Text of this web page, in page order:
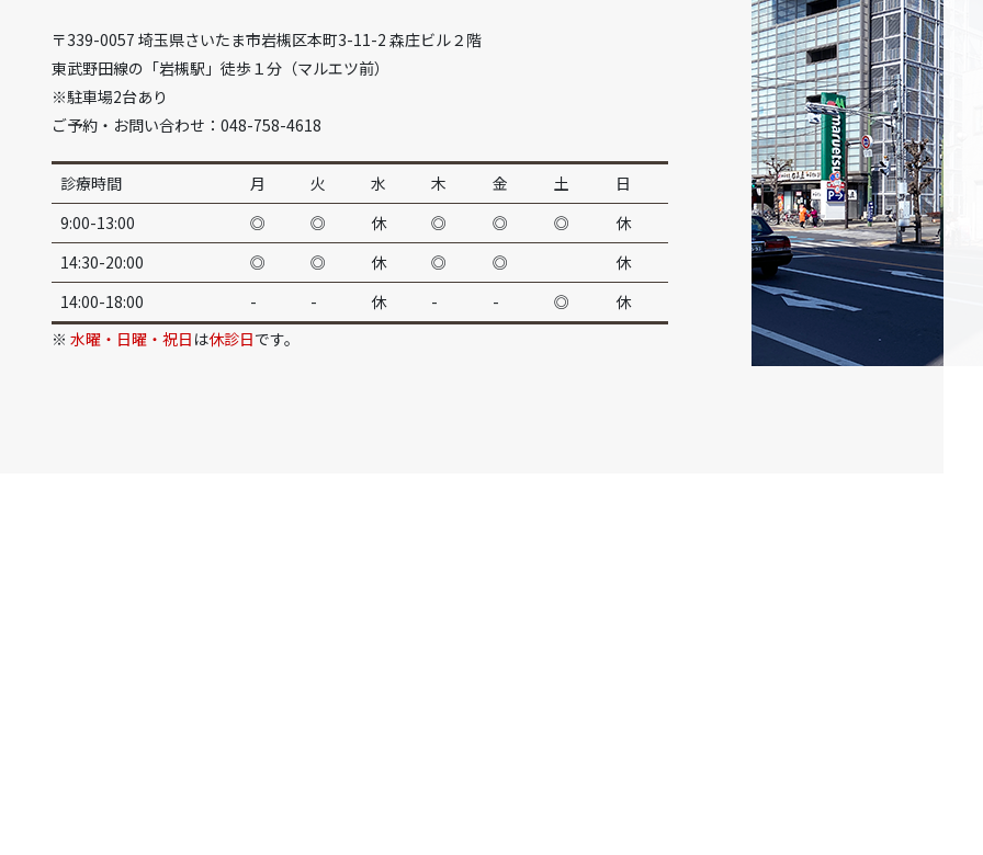
〒339-0057 埼玉県さいたま市岩槻区本町3-11-2 森庄ビル２階
東武野田線の「岩槻駅」徒歩１分（マルエツ前）
※駐車場2台あり
ご予約・お問い合わせ：048-758-4618
診療時間 月 火 水 木 金 土
日
9:00-13:00
◎ ◎ 休 ◎ ◎ ◎
休
14:30-20:00
◎ ◎ 休 ◎ ◎
休
14:00-18:00
- - 休 - - ◎
休
※ 水曜・日曜・祝日 は休診日です。